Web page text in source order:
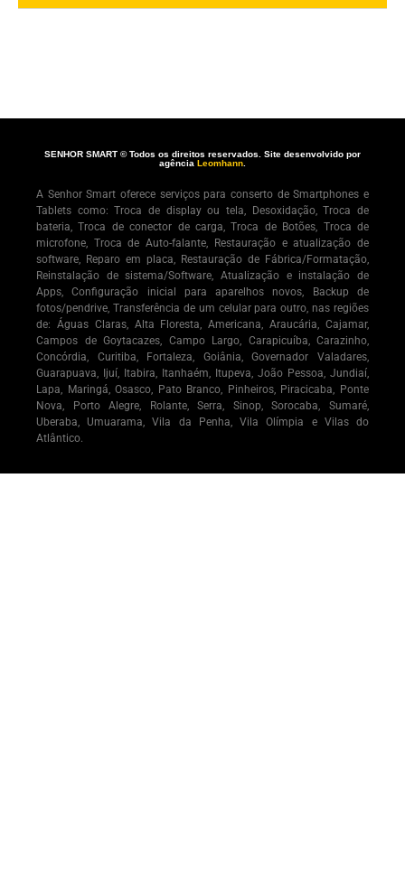
SENHOR SMART © Todos os direitos reservados. Site desenvolvido por
agência Leomhann.
A Senhor Smart oferece serviços para conserto de Smartphones e
Tablets como: Troca de display ou tela, Desoxidação, Troca de
bateria, Troca de conector de carga, Troca de Botões, Troca de
microfone, Troca de Auto-falante, Restauração e atualização de
software, Reparo em placa, Restauração de Fábrica/Formatação,
Reinstalação de sistema/Software, Atualização e instalação de
Apps, Configuração inicial para aparelhos novos, Backup de
fotos/pendrive, Transferência de um celular para outro, nas regiões
de: Águas Claras, Alta Floresta, Americana, Araucária, Cajamar,
Campos de Goytacazes, Campo Largo, Carapicuíba, Carazinho,
Concórdia, Curitiba, Fortaleza, Goiânia, Governador Valadares,
Guarapuava, Ijuí, Itabira, Itanhaém, Itupeva, João Pessoa, Jundiaí,
Lapa, Maringá, Osasco, Pato Branco, Pinheiros, Piracicaba, Ponte
Nova, Porto Alegre, Rolante, Serra, Sinop, Sorocaba, Sumaré,
Uberaba, Umuarama, Vila da Penha, Vila Olímpia e Vilas do
Atlântico.